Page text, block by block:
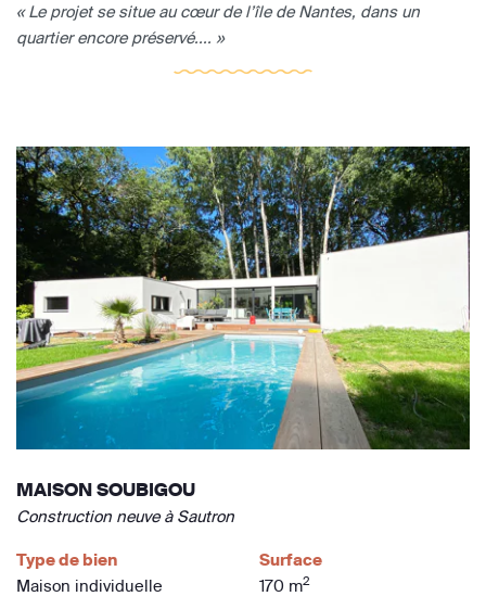
« Le projet se situe au cœur de l’île de Nantes, dans un
quartier encore préservé.... »
MAISON SOUBIGOU
Construction neuve à Sautron
Type de bien
Maison individuelle
Surface
170 m2